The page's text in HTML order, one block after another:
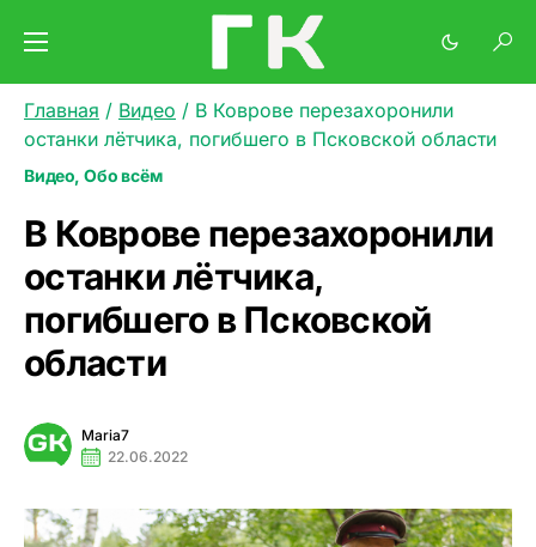
Главная / Видео / В Коврове перезахоронили
останки лётчика, погибшего в Псковской области
Видео Обо всём
В Коврове перезахоронили
останки лётчика,
погибшего в Псковской
области
Maria7
22.06.2022